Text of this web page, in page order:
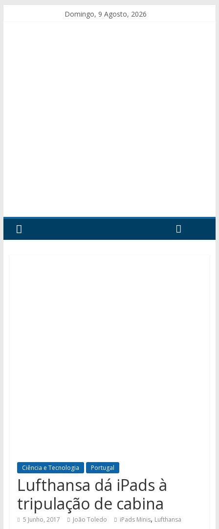
Domingo, 9 Agosto, 2026
Ciência e Tecnologia Portugal
Lufthansa dá iPads à
tripulação de cabina
5 Junho, 2017 João Toledo iPads Minis, Lufthansa